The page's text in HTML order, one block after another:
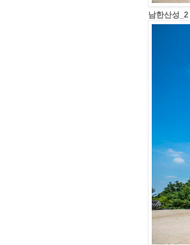
남한산성_2